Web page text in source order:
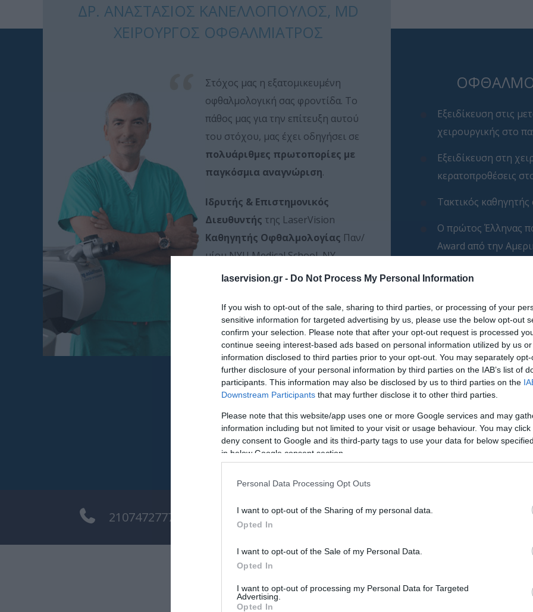
laservision.gr - Do Not Process My Personal Information
If you wish to opt-out of the sale, sharing to third parties, or processing of your
sensitive information for targeted advertising by us, please use the below opt-out
confirm your selection. Please note that after your opt-out request is processed
continue seeing interest-based ads based on personal information utilized by us
information disclosed to third parties prior to your opt-out. You may separately
further disclosure of your personal information by third parties on the IAB’s list of
participants. This information may also be disclosed by us to third parties on the
Downstream Participants that may further disclose it to other third parties.
Please note that this website/app uses one or more Google services and may
information including but not limited to your visit or usage behaviour. You may
deny consent to Google and its third-party tags to use your data for below
in below Google consent section.
Personal Data Processing Opt Outs
I want to opt-out of the Sharing of my personal data.
Opted In
I want to opt-out of the Sale of my Personal Data.
Opted In
I want to opt-out of processing my Personal Data for Targeted
Advertising.
Opted In
ΔΡ. ΑΝΑΣΤΆΣΙΟΣ ΚΑΝΕΛΛΌΠΟΥΛΟΣ, MD
ΧΕΙΡΟΥΡΓΌΣ ΟΦΘΑΛΜΊΑΤΡΟΣ
Στόχος μας η εξατομικευμένη
οφθαλμολογική σας φροντίδα. Το
πάθος μας για την επίτευξη αυτού
του στόχου, μας έχει οδηγήσει σε
πολυάριθμες πρωτοπορίες με
παγκόσμια αναγνώριση.
Ιδρυτής & Επιστημονικός
Διευθυντής της LaserVision
Καθηγητής Οφθαλμολογίας Παν/
μίου NYU Medical School, NY
Επιστημονική Ομάδα
Εξειδίκευση στις
χειρουργικής στο
Εξειδίκευση στη
κερατοπροθέσεις
Τακτικός
Ο πρώτος Έλληνας
Award από την
Διετέλεσε
Πάνω από 100
δραστηριότητας
THE
2107472777 info@laservision.gr